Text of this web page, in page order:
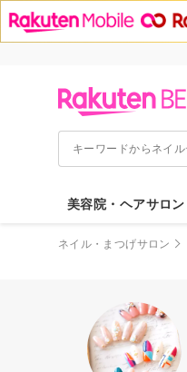
美容院・ヘアサロン
ネイル・まつげサロン